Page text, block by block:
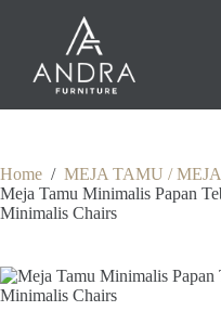
Home / MEJA TAMU /
Meja Tamu Minimalis Papan
Minimalis Chairs